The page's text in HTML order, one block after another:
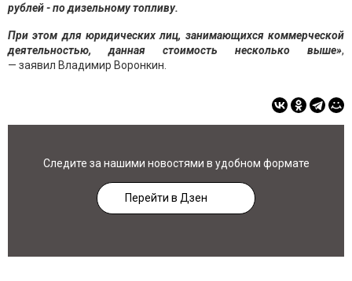
рублей - по дизельному топливу.
При этом для юридических лиц, занимающихся коммерческой
деятельностью, данная стоимость несколько выше»,
— заявил Владимир Воронкин.
Следите за нашими новостями в удобном формате
Перейти в Дзен